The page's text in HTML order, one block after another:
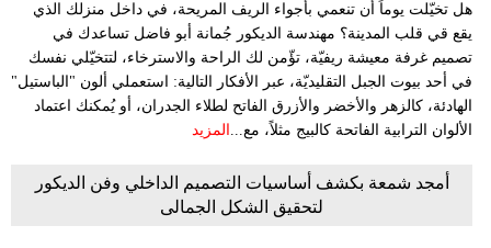
هل تخيّلت يوماً أن تنعمي بأجواء الريف المريحة، في داخل منزلك الذي
يقع قي قلب المدينة؟ مهندسة الديكور جُمانة أبو فاضل تساعدك في
تصميم غرفة معيشة ريفيّة، تؤّمن لك الراحة والاسترخاء، لتتخيّلي نفسك
في أحد بيوت الجبل التقليديّة، عبر الأفكار التالية: استعملي ألون "الباستيل"
الهادئة، كالزهر والأخضر والأزرق الفاتح لطلاء الجدران، أو يُمكنك اعتماد
الألوان الترابية الفاتحة كالبيج مثلاً، مع... المزيد
أمجد شمعة بكشف أساسيات التصميم الداخلي وفن الديكور
لتحقيق الشكل الجمالى